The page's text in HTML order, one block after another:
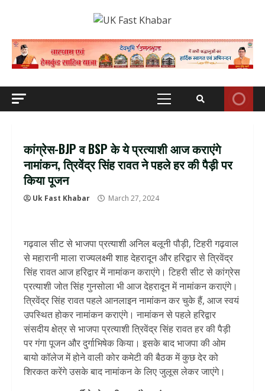
Primary
कांग्रेस-BJP व BSP के ये प्रत्याशी आज कराएंगे
नामांकन, त्रिवेंद्र सिंह रावत ने पहले हर की पैड़ी पर
किया पूजन
Uk Fast Khabar March 27, 2024
गढ़वाल सीट से भाजपा प्रत्याशी अनिल बलूनी पौड़ी, टिहरी गढ़वाल
से महारानी माला राज्यलक्ष्मी शाह देहरादून और हरिद्वार से त्रिवेंद्र
सिंह रावत आज हरिद्वार में नामांकन कराएंगे। टिहरी सीट से कांग्रेस
प्रत्याशी जोत सिंह गुनसोला भी आज देहरादून में नामांकन कराएंगे।
त्रिवेंद्र सिंह रावत पहले आनलाइन नामांकन कर चुके हैं, आज स्वयं
उपस्थित होकर नामांकन कराएंगे। नामांकन से पहले हरिद्वार
संसदीय क्षेत्र से भाजपा प्रत्याशी त्रिवेंद्र सिंह रावत हर की पैड़ी
पर गंगा पूजन और दुर्गाभिषेक किया। इसके बाद भाजपा की ओम
बायो कॉलेज में होने वाली कोर कमेटी की बैठक में कुछ देर को
शिरकत करेंगे उसके बाद नामांकन के लिए जुलूस लेकर जाएंगे।